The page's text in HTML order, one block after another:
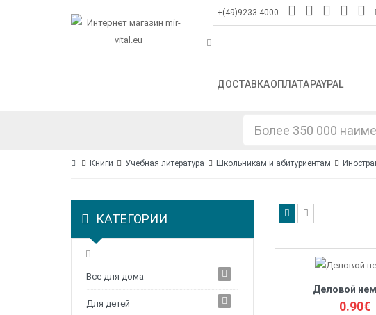
+(49)9233-4000
ДОСТАВКАОПЛАТАPAYPAL
Книги Учебная литература Школьникам и абитуриентам
КАТЕГОРИИ
Все для дома
Для детей
Деловой
0.90€